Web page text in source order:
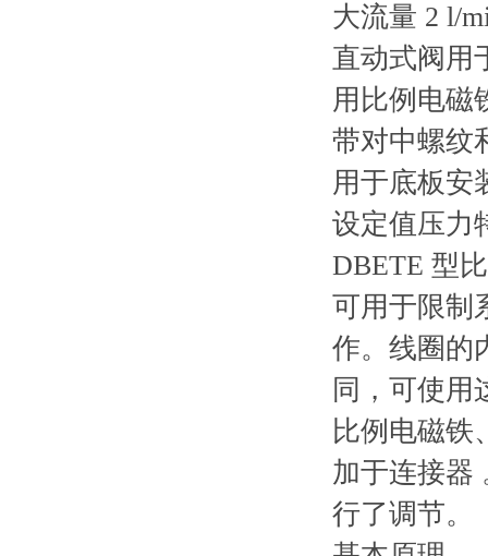
大流量 2 l/
直动式阀用
用比例电磁
带对中螺纹
用于底板安
设定值压力
DBETE 型
可用于限制
作。线圈的
同，可使用
比例电磁铁
加于连接器
行了调节。